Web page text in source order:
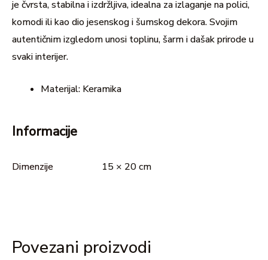
je čvrsta, stabilna i izdržljiva, idealna za izlaganje na polici,
komodi ili kao dio jesenskog i šumskog dekora. Svojim
autentičnim izgledom unosi toplinu, šarm i dašak prirode u
svaki interijer.
Materijal: Keramika
Informacije
Dimenzije 15 × 20 cm
Povezani proizvodi